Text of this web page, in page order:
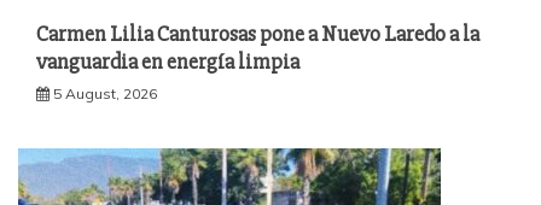
Carmen Lilia Canturosas pone a Nuevo Laredo a la
vanguardia en energía limpia
5 August, 2026